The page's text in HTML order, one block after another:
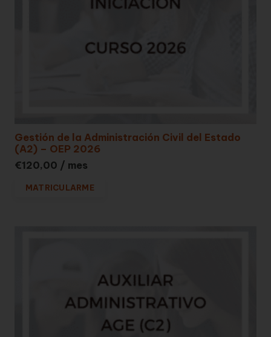
Gestión de la Administración Civil del Estado
(A2) – OEP 2026
€120,00 / mes
MATRICULARME